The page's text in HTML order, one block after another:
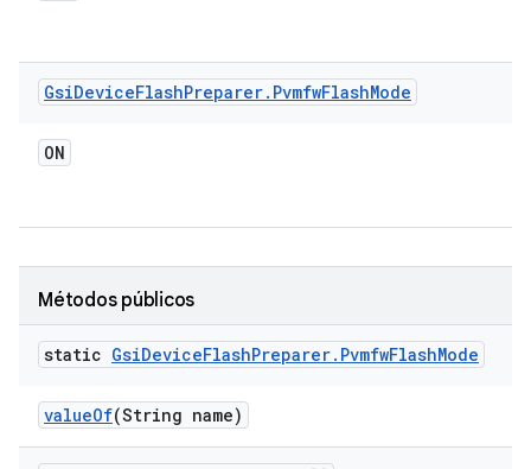
GsiDeviceFlashPreparer. PvmfwFlashMode
ON
Métodos públicos
static GsiDeviceFlashPreparer. PvmfwFlashMode
valueOf(String name)